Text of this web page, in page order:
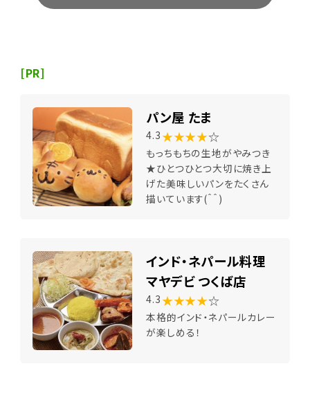
[PR]
パン屋 たま
4.3 ★★★★☆
もっちもちの生地がやみつき
★ひとつひとつ大切に焼き上
げた美味しいパンをたくさん
描いています(＾＾)
インド・ネパール料理
マヤデビ つくば店
4.3 ★★★★☆
本格的インド・ネパールカレー
が楽しめる！